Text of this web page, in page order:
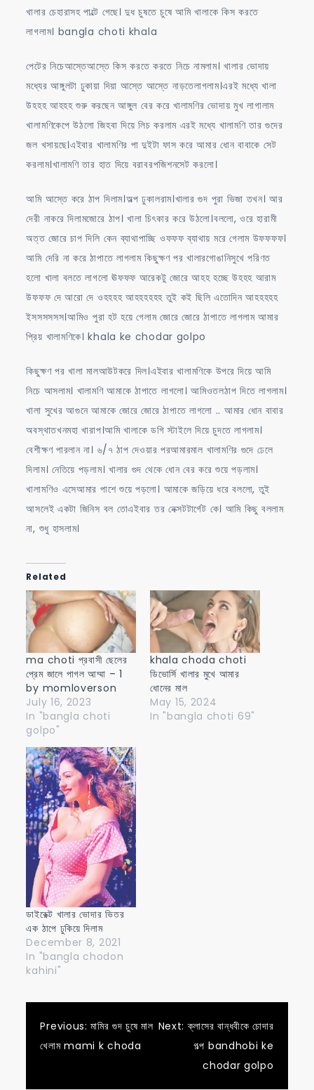
খালার চেহারাসহ পাল্টে গেছে। দুধ চুষতে চুষে আমি খালাকে কিস করতে
লাগলাম। bangla choti khala
পেটের নিচেআস্তেআস্তে কিস করতে করতে নিচে নামলাম। খালার ভোদায়
মধ্যের আঙ্গুলটা ঢুকায়া দিয়া আস্তে আস্তে নাড়তেলাগলাম।এরই মধ্যে খালা
উহহহ আহহহ শুরু করছেন আঙ্গুল বের করে খালামণির ভোদায় মুখ লাগালাম
খালামণিকেপে উঠলো জিহবা দিয়ে লিচ করলাম এরই মধ্যে খালামণি তার গুদের
জল খসায়ছে।এইবার খালামণির পা দুইটা ফাস করে আমার ধোন বাবাকে সেট
করলাম।খালামণি তার হাত দিয়ে বরাবরপজিশনসেট করলো।
আমি আস্তে করে ঠাপ দিলাম।অল্প ঢুকালরাম।খালার গুদ পুরা ভিজা তখন। আর
দেরী নাকরে দিলামজোরে ঠাপ। খালা চিৎকার করে উঠলো।বললো, ওরে হারামী
অত্ত জোরে চাপ দিলি কেন ব্যাথাপাচ্ছি ওফফফ ব্যাথায় মরে গেলাম উফফফফ।
আমি দেরি না করে ঠাপাতে লাগলাম কিছুক্ষণ পর খালারগোঙানিসুখে পরিণত
হলো খালা বলতে লাগলো ঊফফফ আরেকটু জোরে আহহ হচ্ছে উহহহ আরাম
উফফফ দে আরো দে ওহহহহ আহহহহহহ তুই কই ছিলি এতোদিন আহহহহহ
ইসসসসসস।আমিও পুরা হট হয়ে গেলাম জোরে জোরে ঠাপাতে লাগলাম আমার
প্রিয় খালামণিকে। khala ke chodar golpo
কিছুক্ষণ পর খালা মালআউটকরে দিল।এইবার খালামণিকে উপরে দিয়ে আমি
নিচে আসলাম। খালামণি আমাকে ঠাপাতে লাগলো। আমিওতলঠাপ দিতে লাগলাম।
খালা সুখের আগুনে আমাকে জোরে জোরে ঠাপাতে লাগলো .. আমার ধোন বাবার
অবস্থাতখনমহা খারাপ।আমি খালাকে ডগি স্টাইলে দিয়ে চুদতে লাগলাম।
বেশীক্ষণ পারলান না। ৬/৭ ঠাপ দেওয়ার পরআমারমাল খালামণির গুদে ঢেলে
দিলাম। নেতিয়ে পড়লাম। খালার গুদ থেকে ধোন বের করে শুয়ে পড়লাম।
খালামণিও এসেআমার পাশে শুয়ে পড়লো। আমাকে জড়িয়ে ধরে বললো, তুই
আসলেই একটা জিনিস বল তোএইবার তর নেক্সটটার্গেট কে। আমি কিছু বললাম
না, শুধু হাসলাম।
Related
ma choti প্রবাসী ছেলের
প্রেম জালে পাগল আম্মা – 1
by momloverson
July 16, 2023
In "bangla choti
golpo"
khala choda choti
ডিভোর্সি খালার মুখে আমার
ধোনের মাল
May 15, 2024
In "bangla choti 69"
ডাইরেক্ট খালার ভোদার ভিতর
এক ঠাপে ঢুকিয়ে দিলাম
December 8, 2021
In "bangla chodon
kahini"
Post
navigation
Previous: মামির গুদ চুষে মাল
খেলাম mami k choda
Next: ক্লাসের বান্ধবীকে চোদার
গল্প bandhobi ke
chodar golpo